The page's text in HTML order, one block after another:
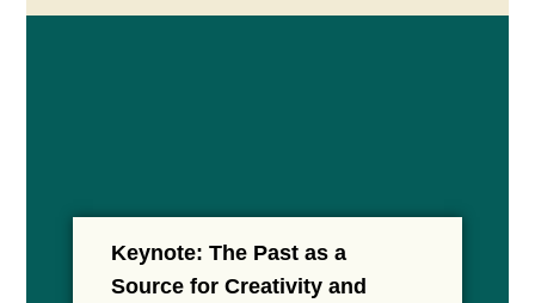
Keynote: The Past as a
Source for Creativity and